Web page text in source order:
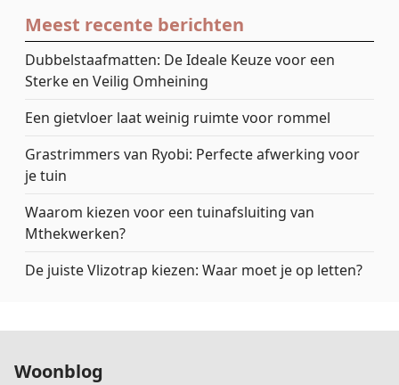
Meest recente berichten
Dubbelstaafmatten: De Ideale Keuze voor een
Sterke en Veilig Omheining
Een gietvloer laat weinig ruimte voor rommel
Grastrimmers van Ryobi: Perfecte afwerking voor
je tuin
Waarom kiezen voor een tuinafsluiting van
Mthekwerken?
De juiste Vlizotrap kiezen: Waar moet je op letten?
Woonblog